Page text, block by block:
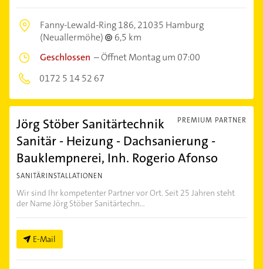
Fanny-Lewald-Ring 186,21035 Hamburg
(Neuallermöhe)
6,5 km
Geschlossen –Öffnet Montag um 07:00
0172 5 14 52 67
PREMIUM PARTNER
Jörg Stöber Sanitärtechnik
Sanitär - Heizung - Dachsanierung -
Bauklempnerei, Inh. Rogerio Afonso
SANITÄRINSTALLATIONEN
Wir sind Ihr kompetenter Partner vor Ort. Seit 25 Jahren steht
der Name Jörg Stöber Sanitärtechn...
E-Mail